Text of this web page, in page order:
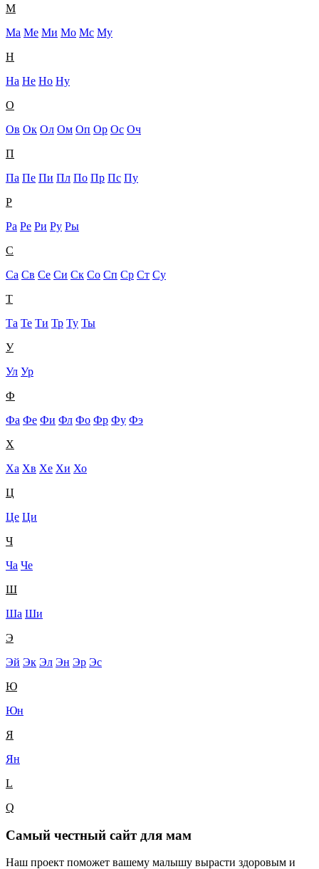
М
Ма Ме Ми Мо Мс Му
Н
На Не Но Ну
О
Ов Ок Ол Ом Оп Ор Ос Оч
П
Па Пе Пи Пл По Пр Пс Пу
Р
Ра Ре Ри Ру Ры
С
Са Св Се Си Ск Со Сп Ср Ст Су
Т
Та Те Ти Тр Ту Ты
У
Ул Ур
Ф
Фа Фе Фи Фл Фо Фр Фу Фэ
Х
Ха Хв Хе Хи Хо
Ц
Це Ци
Ч
Ча Че
Ш
Ша Ши
Э
Эй Эк Эл Эн Эр Эс
Ю
Юн
Я
Ян
L
Q
Самый честный сайт для мам
Наш проект поможет вашему малышу вырасти здоровым и